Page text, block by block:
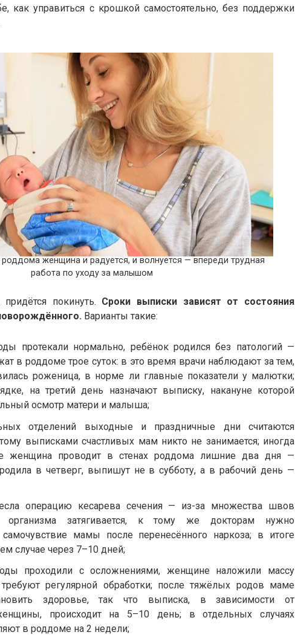
как управиться с крошкой самостоятельно, без поддержки
женщина и радуется, и волнуется — впереди трудная
работа по уходу за малышом
покинуть. Сроки выписки зависят от состояния
Варианты такие:
протекали нормально, ребёнок родился без патологий —
в роддоме трое суток: в это время врачи наблюдают за тем,
роженица, в норме ли главные показатели у малютки;
на третий день назначают выписку, накануне которой
осмотр матери и малыша;
отделений выходные и праздничные дни считаются
выписками счастливых мам никто не занимается; иногда
женщина проводит в стенах роддома лишние два дня —
в четверг, выпишут не в субботу, а в рабочий день —
операцию кесарева сечения — из-за множества швов
организма затягивается, к тому же докторам нужно
самочувствие мамы после перенесённого наркоза; в итоге
случае через 7–10 дней;
проходили с осложнениями, женщине наложили массу
регулярной обработки; после тяжёлых родов маме
здоровье, так что выписка, в зависимости от
происходит на 5–10 день; в отдельных случаях
в роддоме на 2 недели;